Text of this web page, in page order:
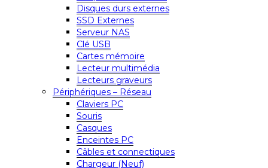
Disques durs externes
SSD Externes
Serveur NAS
Clé USB
Cartes mémoire
Lecteur multimédia
Lecteurs graveurs
Périphériques – Réseau
Claviers PC
Souris
Casques
Enceintes PC
Câbles et connectiques
Chargeur (Neuf)